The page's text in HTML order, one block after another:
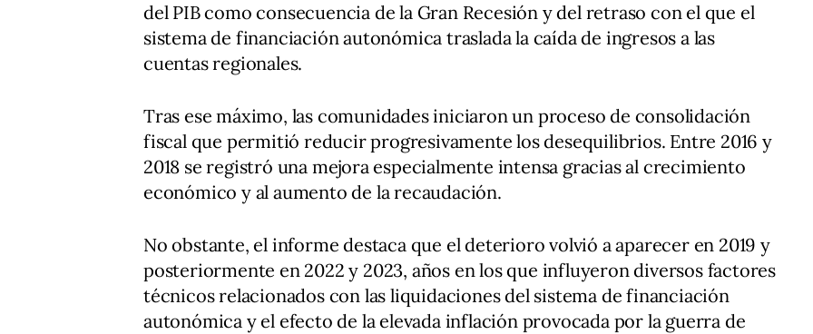
del PIB como consecuencia de la Gran Recesión y del retraso con el que el
sistema de financiación autonómica traslada la caída de ingresos a las
cuentas regionales.
Tras ese máximo, las comunidades iniciaron un proceso de consolidación
fiscal que permitió reducir progresivamente los desequilibrios. Entre 2016 y
2018 se registró una mejora especialmente intensa gracias al crecimiento
económico y al aumento de la recaudación.
No obstante, el informe destaca que el deterioro volvió a aparecer en 2019 y
posteriormente en 2022 y 2023, años en los que influyeron diversos factores
técnicos relacionados con las liquidaciones del sistema de financiación
autonómica y el efecto de la elevada inflación provocada por la guerra de